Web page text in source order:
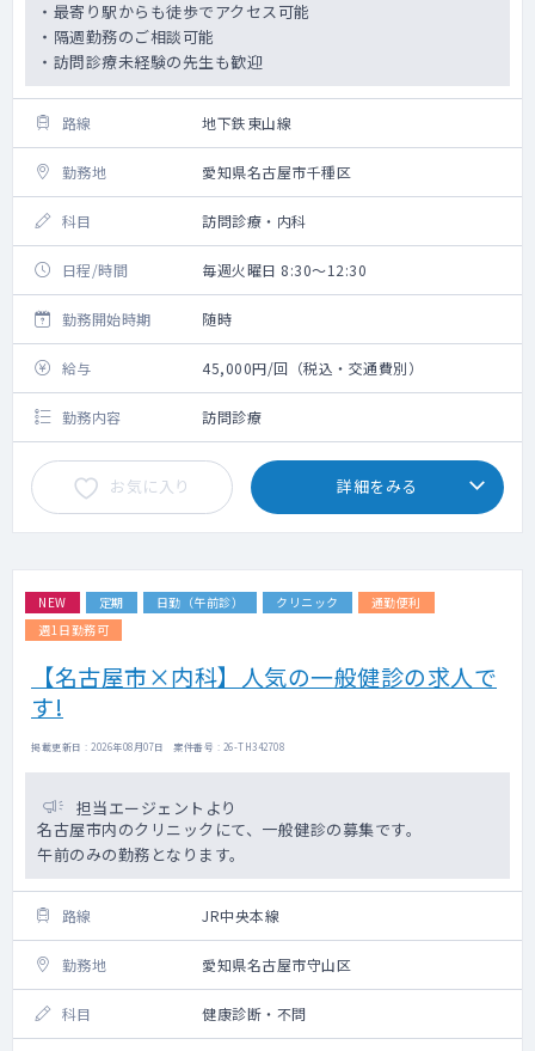
・最寄り駅からも徒歩でアクセス可能
・隔週勤務のご相談可能
・訪問診療未経験の先生も歓迎
路線 地下鉄東山線
勤務地 愛知県名古屋市千種区
科目 訪問診療・内科
日程/時間 毎週火曜日 8:30～12:30
勤務開始時期 随時
給与 45,000円/回（税込・交通費別）
勤務内容 訪問診療
お気に入り 詳細をみる
NEW 定期 日勤（午前診） クリニック
通勤便利
週1日勤務可
【名古屋市×内科】人気の一般健診の求人で
す!
掲載更新日 : 2026年08月07日 案件番号 : 26-TH342708
担当エージェントより
名古屋市内のクリニックにて、一般健診の募集です。
午前のみの勤務となります。
路線 JR中央本線
勤務地 愛知県名古屋市守山区
科目 健康診断・不問